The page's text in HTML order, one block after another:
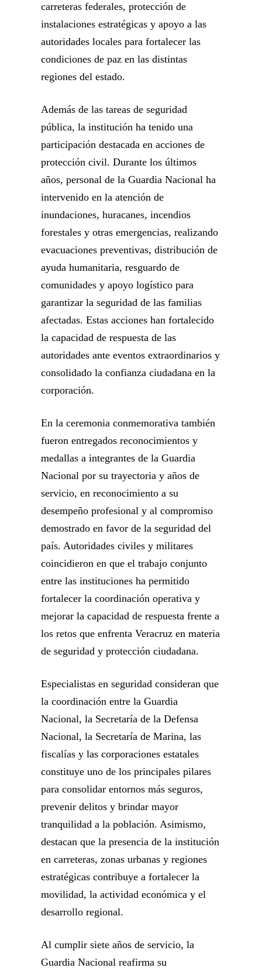
carreteras federales, protección de
instalaciones estratégicas y apoyo a las
autoridades locales para fortalecer las
condiciones de paz en las distintas
regiones del estado.
Además de las tareas de seguridad
pública, la institución ha tenido una
participación destacada en acciones de
protección civil. Durante los últimos
años, personal de la Guardia Nacional ha
intervenido en la atención de
inundaciones, huracanes, incendios
forestales y otras emergencias, realizando
evacuaciones preventivas, distribución de
ayuda humanitaria, resguardo de
comunidades y apoyo logístico para
garantizar la seguridad de las familias
afectadas. Estas acciones han fortalecido
la capacidad de respuesta de las
autoridades ante eventos extraordinarios y
consolidado la confianza ciudadana en la
corporación.
En la ceremonia conmemorativa también
fueron entregados reconocimientos y
medallas a integrantes de la Guardia
Nacional por su trayectoria y años de
servicio, en reconocimiento a su
desempeño profesional y al compromiso
demostrado en favor de la seguridad del
país. Autoridades civiles y militares
coincidieron en que el trabajo conjunto
entre las instituciones ha permitido
fortalecer la coordinación operativa y
mejorar la capacidad de respuesta frente a
los retos que enfrenta Veracruz en materia
de seguridad y protección ciudadana.
Especialistas en seguridad consideran que
la coordinación entre la Guardia
Nacional, la Secretaría de la Defensa
Nacional, la Secretaría de Marina, las
fiscalías y las corporaciones estatales
constituye uno de los principales pilares
para consolidar entornos más seguros,
prevenir delitos y brindar mayor
tranquilidad a la población. Asimismo,
destacan que la presencia de la institución
en carreteras, zonas urbanas y regiones
estratégicas contribuye a fortalecer la
movilidad, la actividad económica y el
desarrollo regional.
Al cumplir siete años de servicio, la
Guardia Nacional reafirma su